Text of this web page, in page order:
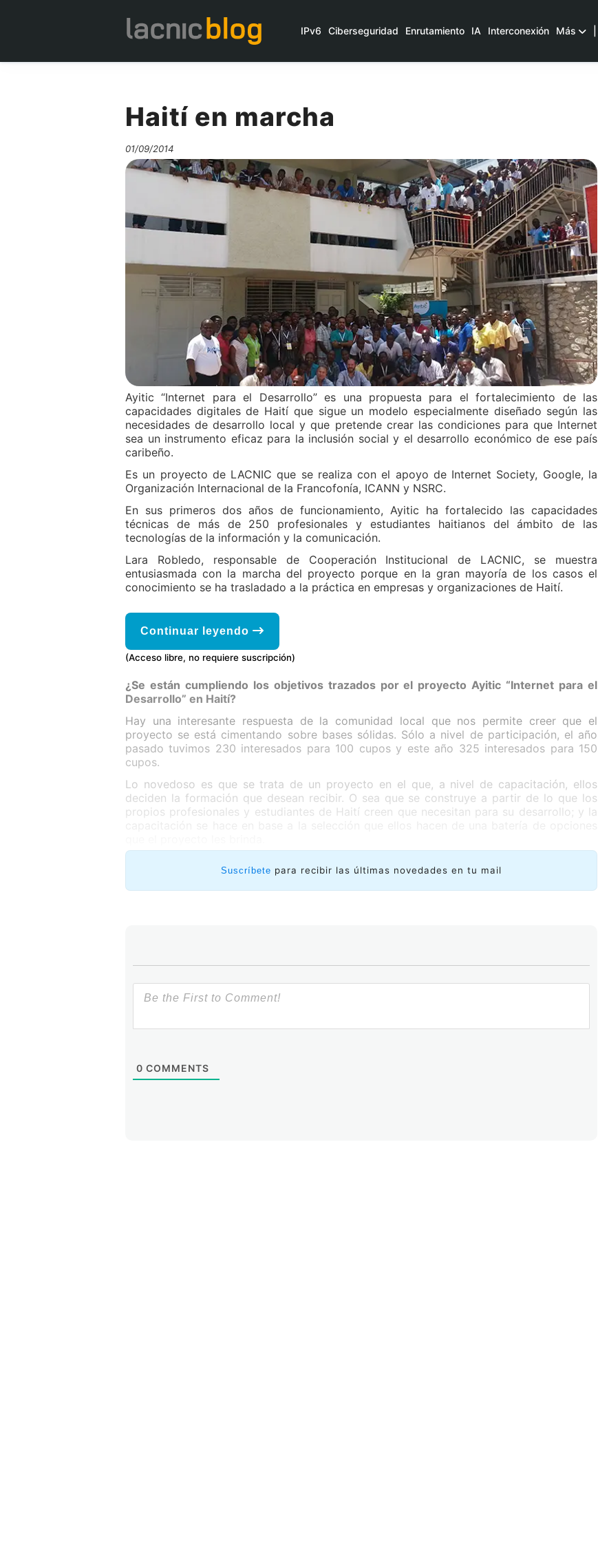
IPv6 Ciberseguridad Enrutamiento IA Interconexión Más
Haití en marcha
01/09/2014
Ayitic “Internet para el Desarrollo” es una propuesta para el fortalecimiento de las
capacidades digitales de Haití que sigue un modelo especialmente diseñado según las
necesidades de desarrollo local y que pretende crear las condiciones para que Internet
sea un instrumento eficaz para la inclusión social y el desarrollo económico de ese país
caribeño.
Es un proyecto de LACNIC que se realiza con el apoyo de Internet Society, Google, la
Organización Internacional de la Francofonía, ICANN y NSRC.
En sus primeros dos años de funcionamiento, Ayitic ha fortalecido las capacidades
técnicas de más de 250 profesionales y estudiantes haitianos del ámbito de las
tecnologías de la información y la comunicación.
Lara Robledo, responsable de Cooperación Institucional de LACNIC, se muestra
entusiasmada con la marcha del proyecto porque en la gran mayoría de los casos el
conocimiento se ha trasladado a la práctica en empresas y organizaciones de Haití.
Continuar leyendo
(Acceso libre, no requiere suscripción)
¿Se están cumpliendo los objetivos trazados por el proyecto Ayitic “Internet para el
Desarrollo” en Haití?
Hay una interesante respuesta de la comunidad local que nos permite creer que el
proyecto se está cimentando sobre bases sólidas. Sólo a nivel de participación, el año
pasado tuvimos 230 interesados para 100 cupos y este año 325 interesados para 150
cupos.
Lo novedoso es que se trata de un proyecto en el que, a nivel de capacitación, ellos
deciden la formación que desean recibir. O sea que se construye a partir de lo que los
propios profesionales y estudiantes de Haití creen que necesitan para su desarrollo; y la
Suscríbete para recibir las últimas novedades en tu mail
0 COMMENTS